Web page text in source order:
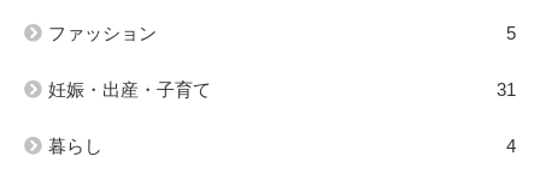
ファッション 5
妊娠・出産・子育て 31
暮らし 4